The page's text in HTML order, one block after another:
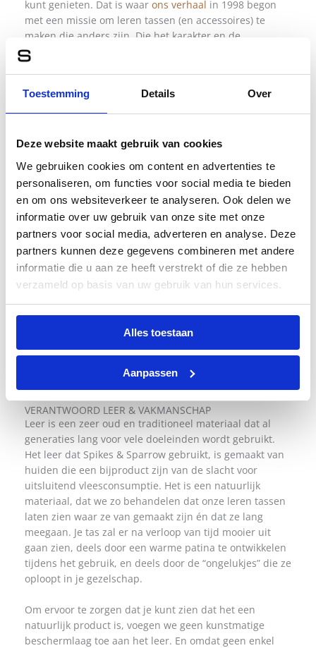
Toestemming Details Over
Deze website maakt gebruik van cookies
We gebruiken cookies om content en advertenties te
personaliseren, om functies voor social media te bieden
en om ons websiteverkeer te analyseren. Ook delen we
informatie over uw gebruik van onze site met onze
partners voor social media, adverteren en analyse. Deze
partners kunnen deze gegevens combineren met andere
informatie die u aan ze heeft verstrekt of die ze hebben
verzameld op basis van uw gebruik van hun services.
Alles toestaan
Aanpassen
kunt genieten. Dat is waar ons verhaal in 1998 begon
met een missie om leren tassen (en accessoires) te
maken die anders zijn. Die het karakter en de
individualiteit van hun eigenaar versterken. Van het
ontwerp in Nederland tot een eerlijke productie en een
VERANTWOORD LEER & VAKMANSCHAP
Leer is een zeer oud en traditioneel materiaal dat al
generaties lang voor vele doeleinden wordt gebruikt.
Het leer dat Spikes & Sparrow gebruikt, is gemaakt van
huiden die een bijproduct zijn van de slacht voor
uitsluitend vleesconsumptie. Het is een natuurlijk
materiaal, dat we zo behandelen dat onze leren tassen
laten zien waar ze van gemaakt zijn én dat ze lang
meegaan. Je tas zal er na verloop van tijd mooier uit
gaan zien, deels door een warme patina te ontwikkelen
tijdens het gebruik, en deels door de “ongelukjes” die ze
oploopt in je gezelschap.
Om ervoor te zorgen dat je kunt zien dat het een
natuurlijk product is, voegen we geen kunstmatige
beschermlaag toe aan het leer. En omdat geen enkel